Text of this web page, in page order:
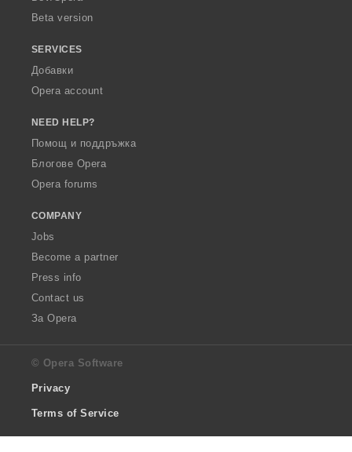
Beta version
SERVICES
Добавки
Opera account
NEED HELP?
Помощ и поддръжка
Блогове Opera
Opera forums
COMPANY
Jobs
Become a partner
Press info
Contact us
За Opera
© Opera Software
Privacy
Terms of Service